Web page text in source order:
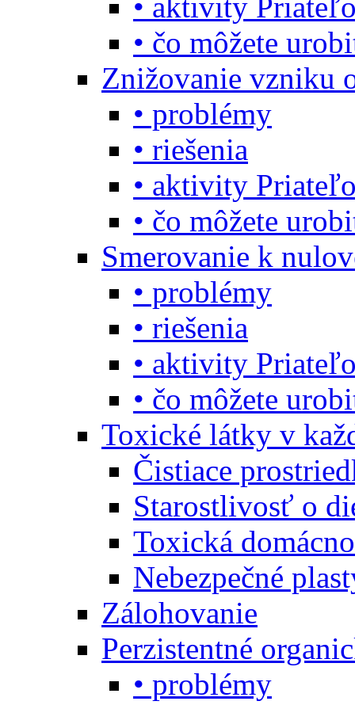
• čo môžete
Znižovanie vzniku
• problémy
• riešenia
• aktivity
• čo môžete
Smerovanie k
• problémy
• riešenia
• aktivity
• čo môžete
Toxické látky v
Čistiace
Starostlivosť o
Toxická
Nebezpečné
Zálohovanie
Perzistentné
• problémy